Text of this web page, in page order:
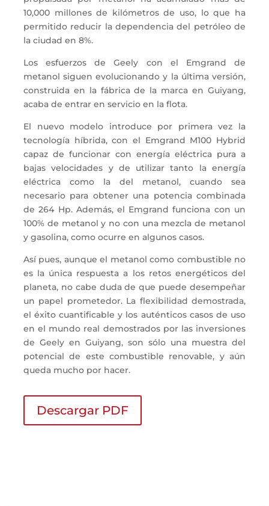
10,000 millones de kilómetros de uso, lo que ha
permitido reducir la dependencia del petróleo de
la ciudad en 8%.
Los esfuerzos de Geely con el Emgrand de
metanol siguen evolucionando y la última versión,
construida en la fábrica de la marca en Guiyang,
acaba de entrar en servicio en la flota.
El nuevo modelo introduce por primera vez la
tecnología híbrida, con el Emgrand M100 Hybrid
capaz de funcionar con energía eléctrica pura a
bajas velocidades y de utilizar tanto la energía
eléctrica como la del metanol, cuando sea
necesario para obtener una potencia combinada
de 264 Hp. Además, el Emgrand funciona con un
100% de metanol y no con una mezcla de metanol
y gasolina, como ocurre en algunos casos.
Así pues, aunque el metanol como combustible no
es la única respuesta a los retos energéticos del
planeta, no cabe duda de que puede desempeñar
un papel prometedor. La flexibilidad demostrada,
el éxito cuantificable y los auténticos casos de uso
en el mundo real demostrados por las inversiones
de Geely en Guiyang, son sólo una muestra del
potencial de este combustible renovable, y aún
queda mucho por hacer.
Descargar PDF